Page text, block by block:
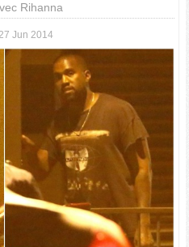
Rihanna
Jun 2014